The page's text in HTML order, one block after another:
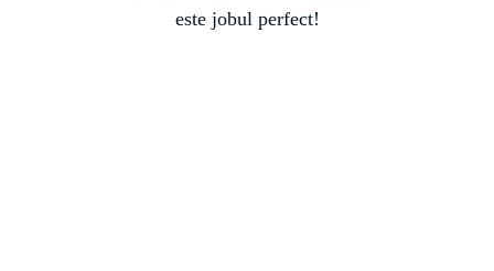
este jobul perfect!